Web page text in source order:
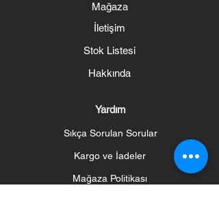
Mağaza
İletişim
Stok Listesi
Hakkında
Yardım
Sıkça Sorulan Sorular
Kargo ve İadeler
Mağaza Politikası